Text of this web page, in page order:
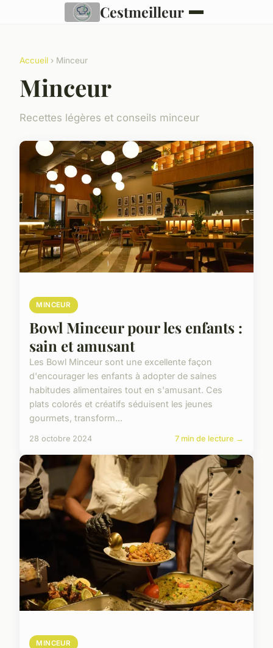
Cestmeilleur
Accueil › Minceur
Minceur
Recettes légères et conseils minceur
MINCEUR
Bowl Minceur pour les enfants :
sain et amusant
Les Bowl Minceur sont une excellente façon
d'encourager les enfants à adopter de saines
habitudes alimentaires tout en s'amusant. Ces
plats colorés et créatifs séduisent les jeunes
gourmets, transform...
28 octobre 2024 7 min de lecture →
MINCEUR